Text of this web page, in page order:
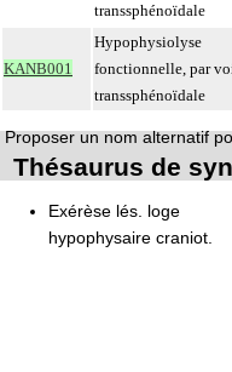
transsphénoïdale
KANB001
Hypophysiolyse
fonctionnelle, par
transsphénoïdale
Proposer un nom alternatif
Thésaurus de
Exérèse lés. loge
hypophysaire craniot.